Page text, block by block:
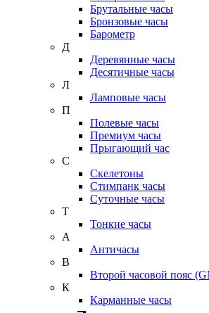
Брутальные часы
Бронзовые часы
Барометр
Д
Деревянные часы
Десятичные часы
Л
Ламповые часы
П
Полевые часы
Премиум часы
Прыгающий час
С
Скелетоны
Стимпанк часы
Суточные часы
Т
Тонкие часы
А
Античасы
В
Второй часовой пояс
К
Карманные часы